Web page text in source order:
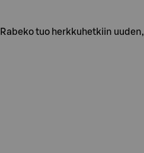
tuo herkkuhetkiin